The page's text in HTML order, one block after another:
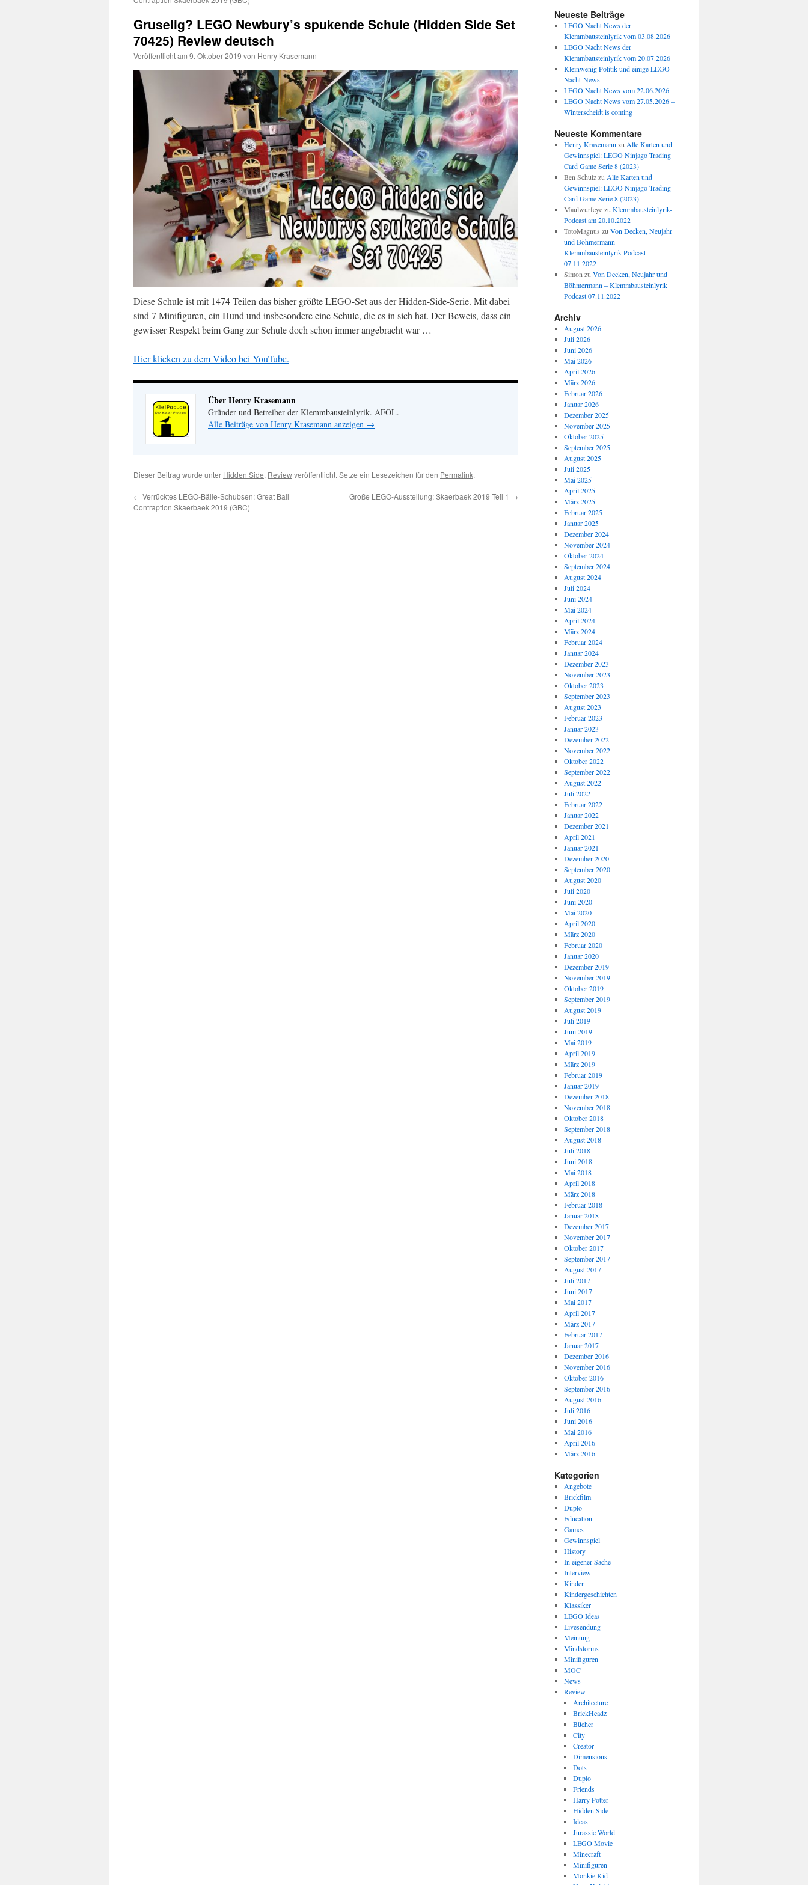
Gruselig? LEGO Newbury’s spukende Schule (Hidden Side Set
70425) Review deutsch
Veröffentlicht am 9. Oktober 2019 von Henry Krasemann
Diese Schule ist mit 1474 Teilen das bisher größte LEGO-Set aus der Hidden-Side-Serie. Mit dabei
sind 7 Minifiguren, ein Hund und insbesondere eine Schule, die es in sich hat. Der Beweis, dass ein
gewisser Respekt beim Gang zur Schule doch schon immer angebracht war …
Hier klicken zu dem Video bei YouTube.
Über Henry Krasemann
Gründer und Betreiber der Klemmbausteinlyrik. AFOL.
Alle Beiträge von Henry Krasemann anzeigen →
Dieser Beitrag wurde unter Hidden Side, Reviewveröffentlicht. Setze ein Lesezeichen für den Permalink.
← Verrücktes LEGO-Bälle-Schubsen: Great Ball
Contraption Skaerbaek 2019 (GBC)
Große LEGO-Ausstellung: Skaerbaek 2019 Teil 1 →
Neueste Beiträge
LEGO Nacht News der
Klemmbausteinlyrik vom 03.08.2026
LEGO Nacht News der
Klemmbausteinlyrik vom 20.07.2026
Kleinwenig Politik und einige LEGO-
Nacht-News
LEGO Nacht News vom 22.06.2026
LEGO Nacht News vom 27.05.2026 –
Winterscheidt is coming
Neueste Kommentare
Henry Krasemann zu Alle Karten und
Gewinnspiel: LEGO Ninjago Trading
Card Game Serie 8 (2023)
Ben Schulzzu Alle Karten und
Gewinnspiel: LEGO Ninjago Trading
Card Game Serie 8 (2023)
Maulwurfeyezu Klemmbausteinlyrik-
Podcast am 20.10.2022
TotoMagnus zu Von Decken, Neujahr
und Böhmermann –
Klemmbausteinlyrik Podcast
07.11.2022
Simon zu Von Decken, Neujahr und
Böhmermann – Klemmbausteinlyrik
Podcast 07.11.2022
Archiv
August 2026
Juli 2026
Juni 2026
Mai 2026
April 2026
März 2026
Februar 2026
Januar 2026
Dezember 2025
November 2025
Oktober 2025
September 2025
August 2025
Juli 2025
Mai 2025
April 2025
März 2025
Februar 2025
Januar 2025
Dezember 2024
November 2024
Oktober 2024
September 2024
August 2024
Juli 2024
Juni 2024
Mai 2024
April 2024
März 2024
Februar 2024
Januar 2024
Dezember 2023
November 2023
Oktober 2023
September 2023
August 2023
Februar 2023
Januar 2023
Dezember 2022
November 2022
Oktober 2022
September 2022
August 2022
Juli 2022
Februar 2022
Januar 2022
Dezember 2021
April 2021
Januar 2021
Dezember 2020
September 2020
August 2020
Juli 2020
Juni 2020
Mai 2020
April 2020
März 2020
Februar 2020
Januar 2020
Dezember 2019
November 2019
Oktober 2019
September 2019
August 2019
Juli 2019
Juni 2019
Mai 2019
April 2019
März 2019
Februar 2019
Januar 2019
Dezember 2018
November 2018
Oktober 2018
September 2018
August 2018
Juli 2018
Juni 2018
Mai 2018
April 2018
März 2018
Februar 2018
Januar 2018
Dezember 2017
November 2017
Oktober 2017
September 2017
August 2017
Juli 2017
Juni 2017
Mai 2017
April 2017
März 2017
Februar 2017
Januar 2017
Dezember 2016
November 2016
Oktober 2016
September 2016
August 2016
Juli 2016
Juni 2016
Mai 2016
April 2016
März 2016
Kategorien
Angebote
Brickfilm
Duplo
Education
Games
Gewinnspiel
History
In eigener Sache
Interview
Kinder
Kindergeschichten
Klassiker
LEGO Ideas
Livesendung
Meinung
Mindstorms
Minifiguren
MOC
News
Review
Architecture
BrickHeadz
Bücher
City
Creator
Dimensions
Dots
Duplo
Friends
Harry Potter
Hidden Side
Ideas
Jurassic World
LEGO Movie
Minecraft
Minifiguren
Monkie Kid